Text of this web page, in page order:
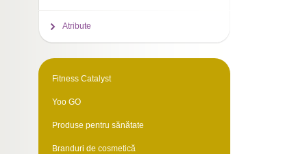
Atribute
Fitness Catalyst
Yoo GO
Produse pentru sănătate
Branduri de cosmetică